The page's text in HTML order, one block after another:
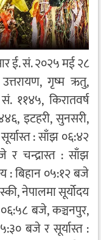
ई. सं. २०२५ मई २८
गृष्म ऋतु,
किरातवर्ष
इटहरी, सुनसरी,
: साँझ ०६:४२
र चन्द्रास्त : साँझ
: बिहान ०५:१२ बजे
नेपालमा सूर्योदय
बजे, कञ्चनपुर,
बजे र सूर्यास्त :